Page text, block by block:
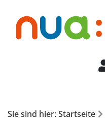
Sie sind hier: Startseite